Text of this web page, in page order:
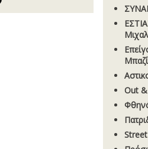
Out
Street